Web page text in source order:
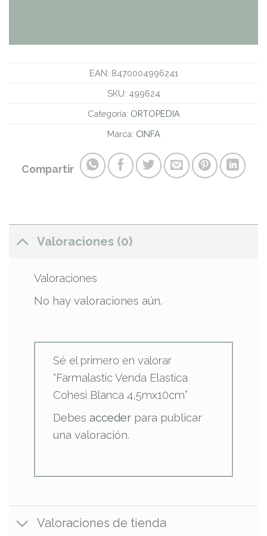
EAN: 8470004996241
SKU: 499624
Categoría: ORTOPEDIA
Marca: CINFA
Compartir
Valoraciones (0)
Valoraciones
No hay valoraciones aún.
Sé el primero en valorar
“Farmalastic Venda Elastica
Cohesi Blanca 4,5mx10cm”
Debesacceder para publicar
una valoración.
Valoraciones de tienda